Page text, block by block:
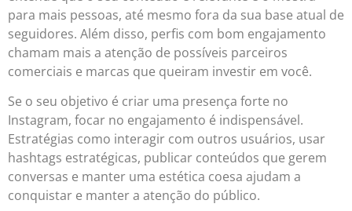
para mais pessoas, até mesmo fora da sua base atual de
seguidores. Além disso, perfis com bom engajamento
chamam mais a atenção de possíveis parceiros
comerciais e marcas que queiram investir em você.
Se o seu objetivo é criar uma presença forte no
Instagram, focar no engajamento é indispensável.
Estratégias como interagir com outros usuários, usar
hashtags estratégicas, publicar conteúdos que gerem
conversas e manter uma estética coesa ajudam a
conquistar e manter a atenção do público.